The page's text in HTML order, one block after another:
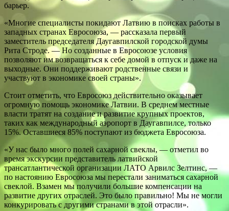
барьер.
«Многие специалисты покидают Латвию в поисках работы в
западных странах Евросоюза, — рассказала первый
заместитель председателя Даугавпилской городской думы
Рита Строде. — Но созданные в Евросоюзе условия
позволяют им возвращаться к себе домой в отпуск и даже на
выходные. Они поддерживают родственные связи и
участвуют в экономике своей страны».
Стоит отметить, что Евросоюз действительно оказывает
огромную помощь экономике Латвии. В среднем местные
власти тратят на создание и развитие крупных проектов,
таких как международный аэропорт в Даугавпилсе, только
15%. Оставшиеся 85% поступают из бюджета Евросоюза.
«У нас было много полей сахарной свеклы, — отметил во
время экскурсии представитель латвийской
трансатлантической организации ЛАТО Арвилс Зелтинс, —
по настоянию Евросоюза мы перестали заниматься сахарной
свеклой. Взамен мы получили большие компенсации на
развитие других отраслей. Это было правильно! Мы не могли
конкурировать с другими странами в этой отрасли».